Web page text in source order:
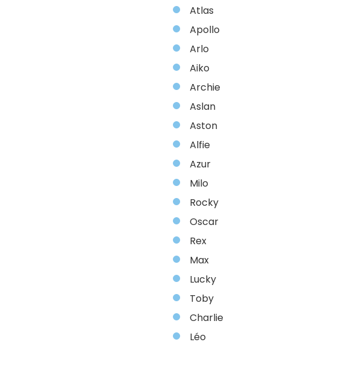
Atlas
Apollo
Arlo
Aiko
Archie
Aslan
Aston
Alfie
Azur
Milo
Rocky
Oscar
Rex
Max
Lucky
Toby
Charlie
Léo